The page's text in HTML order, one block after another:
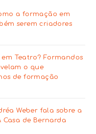
a formação em
serem criadores
Teatro? Formandos
o que
de formação
Weber fala sobre a
Casa de Bernarda